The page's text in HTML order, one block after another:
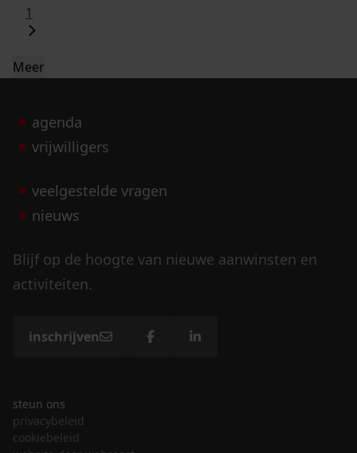
1
Meer
agenda
vrijwilligers
veelgestelde vragen
nieuws
Blijf op de hoogte van nieuwe aanwinsten en
activiteiten.
inschrijven
steun ons
privacybeleid
cookiebeleid